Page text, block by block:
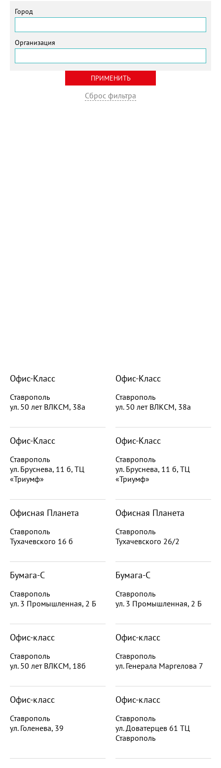
Город
Организация
Сброс фильтра
Офис-Класс
Ставрополь
ул. 50 лет ВЛКСМ, 38а
Офис-Класс
Ставрополь
ул. 50 лет ВЛКСМ, 38а
Офис-Класс
Ставрополь
ул. Бруснева, 11 б, ТЦ
«Триумф»
Офис-Класс
Ставрополь
ул. Бруснева, 11 б, ТЦ
«Триумф»
Офисная Планета
Ставрополь
Тухачевского 16 б
Офисная Планета
Ставрополь
Тухачевского 26/2
Бумага-С
Ставрополь
ул. 3 Промышленная, 2 Б
Бумага-С
Ставрополь
ул. 3 Промышленная, 2 Б
Офис-класс
Ставрополь
ул. 50 лет ВЛКСМ, 18б
Офис-класс
Ставрополь
ул. Генерала Маргелова 7
Офис-класс
Ставрополь
ул. Голенева, 39
Офис-класс
Ставрополь
ул. Доватерцев 61 ТЦ
Ставрополь